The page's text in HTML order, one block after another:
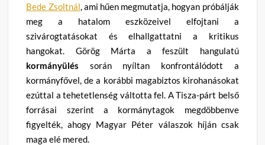
Bede Zsoltnál, ami hűen megmutatja, hogyan próbálják
meg a hatalom eszközeivel elfojtani a
szivárogtatásokat és elhallgattatni a kritikus
hangokat. Görög Márta a feszült hangulatú
kormányülés során nyíltan konfrontálódott a
kormányfővel, de a korábbi magabiztos kirohanásokat
ezúttal a tehetetlenség váltotta fel. A Tisza-párt belső
forrásai szerint a kormánytagok megdöbbenve
figyelték, ahogy Magyar Péter válaszok híján csak
maga elé mered.